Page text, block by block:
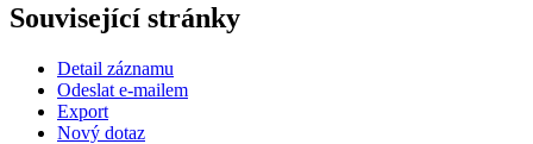
Související stránky
Detail záznamu
Odeslat e-mailem
Export
Nový dotaz